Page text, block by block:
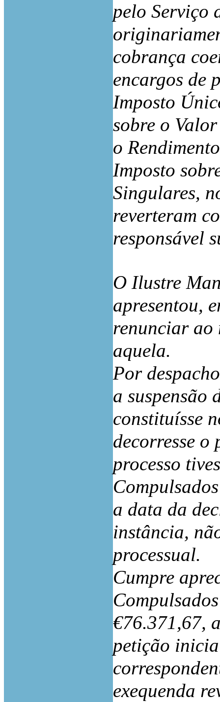
pelo Serviço
cobrança
encargos de
Imposto
sobre o
o
Imposto
Singulares,
reverteram
responsável
O Ilustre
apresentou,
renunciar ao
aquela.
Por
a suspensão
constituísse
decorresse o
processo
a data da
instância,
processual.
Cumpre
€76.371,67,
petição
exequenda